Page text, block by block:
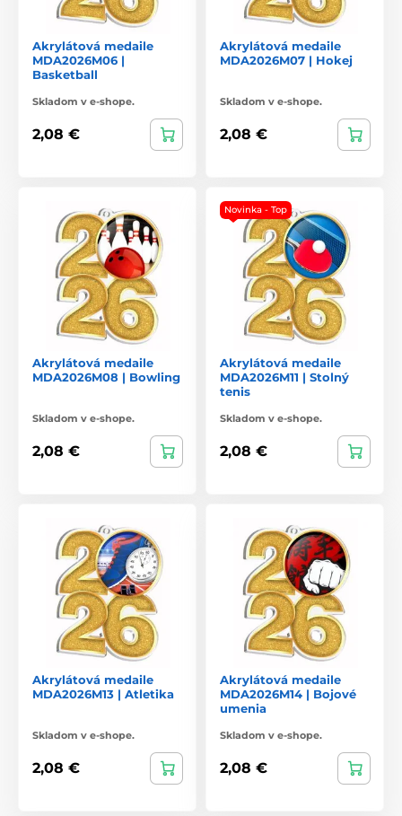
Akrylátová medaile
MDA2026M06 |
Basketball
Skladom v e-shope.
2,08 €
Akrylátová medaile
MDA2026M07 | Hokej
Skladom v e-shope.
2,08 €
Akrylátová medaile
MDA2026M08 | Bowling
Skladom v e-shope.
2,08 €
Novinka - Top
Akrylátová medaile
MDA2026M11 | Stolný
tenis
Skladom v e-shope.
2,08 €
Akrylátová medaile
MDA2026M13 | Atletika
Skladom v e-shope.
2,08 €
Akrylátová medaile
MDA2026M14 | Bojové
umenia
Skladom v e-shope.
2,08 €